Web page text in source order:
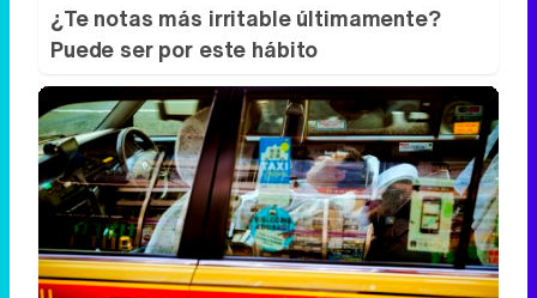
¿Te notas más irritable últimamente?
Puede ser por este hábito